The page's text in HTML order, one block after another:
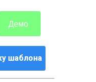
Демо
шаблона